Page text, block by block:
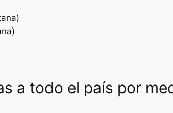
a todo el país por